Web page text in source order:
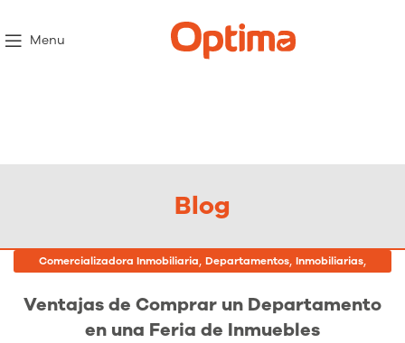
Menu
Blog
Comercializadora Inmobiliaria, Departamentos, Inmobiliarias,
Ventajas de Comprar un Departamento
en una Feria de Inmuebles